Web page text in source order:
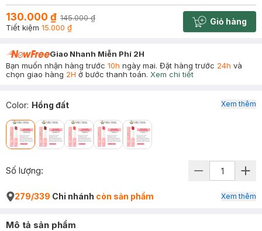
130.000 ₫ 145.000 ₫
Tiết kiệm 15.000 ₫ Cart plus
Giỏ hàng
Giao Nhanh Miễn Phí 2H
Bạn muốn nhận hàng trước 10h ngày mai. Đặt hàng trước 24h và
chọn giao hàng 2H ở bước thanh toán. Xem chi tiết
Color: Hồng đất Xem thêm
Số lượng:
279/339 Chi nhánh còn sản phẩm Xem thêm
Mô tả sản phẩm